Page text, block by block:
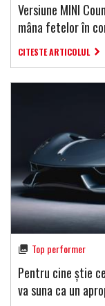
Versiune MINI
mâna fetelor în
CITESTE ARTICOLUL
Top performer
Pentru cine știe
va suna ca un